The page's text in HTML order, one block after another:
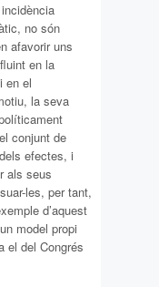
no són
afavorir uns
en la
en el
la seva
conjunt de
efectes, i
als seus
les, per tant,
d’aquest
model propi
el del Congrés